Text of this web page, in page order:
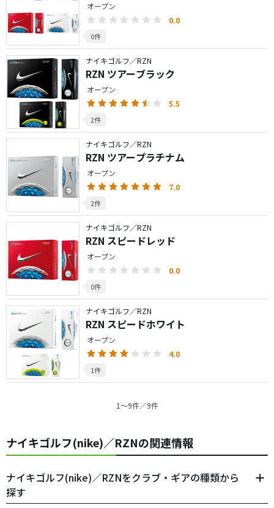
オープン
0.0
0件
ナイキゴルフ／RZN
RZN ツアーブラック
オープン
5.5
2件
ナイキゴルフ／RZN
RZN ツアープラチナム
オープン
7.0
2件
ナイキゴルフ／RZN
RZN スピードレッド
オープン
0.0
0件
ナイキゴルフ／RZN
RZN スピードホワイト
オープン
4.0
1件
1〜9件／9件
ナイキゴルフ(nike)／RZNの関連情報
ナイキゴルフ(nike)／RZNをクラブ・ギアの種類から
探す